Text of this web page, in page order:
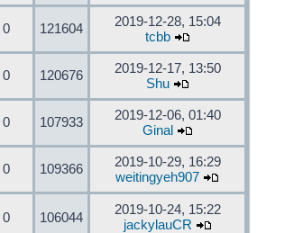
0 121604
2019-12-28, 15:04
tcbb
0 120676
2019-12-17, 13:50
Shu
0 107933
2019-12-06, 01:40
Ginal
0 109366
2019-10-29, 16:29
weitingyeh907
0 106044
2019-10-24, 15:22
jackylauCR